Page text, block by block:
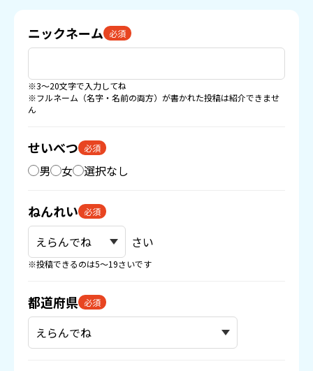
ニックネーム 必須
※3〜20文字で入力してね
※フルネーム（名字・名前の両方）が書かれた投稿は紹介できませ
ん
せいべつ 必須
男 女 選択なし
ねんれい 必須
さい
※投稿できるのは5〜19さいです
都道府県 必須